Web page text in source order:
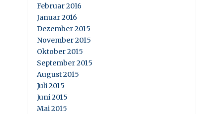
Februar 2016
Januar 2016
Dezember 2015
November 2015
Oktober 2015
September 2015
August 2015
Juli 2015
Juni 2015
Mai 2015